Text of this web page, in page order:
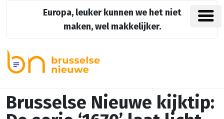
Europa, leuker kunnen we het niet
maken, wel makkelijker.
Brusselse Nieuwe kijktip: